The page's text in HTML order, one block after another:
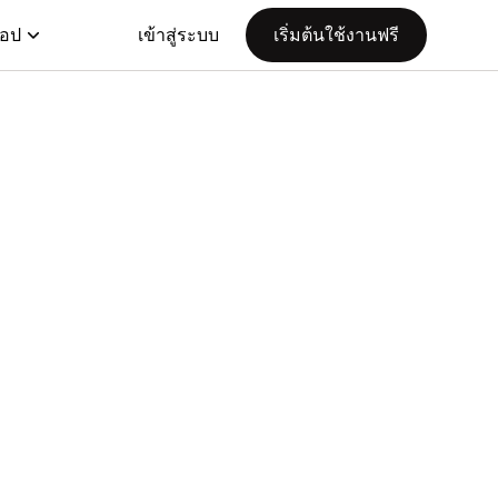
ป เข้าสู่ระบบ เริ่มต้นใช้งานฟรี